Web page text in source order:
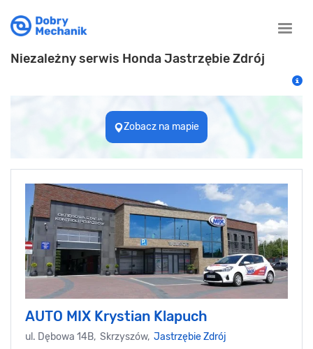
Toggle
Niezależny serwis Honda Jastrzębie Zdrój
Zobacz na mapie
AUTO MIX Krystian Klapuch
ul. Dębowa 14B, Skrzyszów, Jastrzębie Zdrój